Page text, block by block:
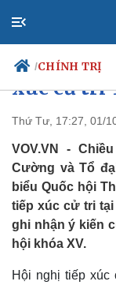
/CHÍNH TRỊ
Chính trị
Đảng
Tổ chức nhân sự
Quốc hội
Nhận diện sự thật
Chủ tịch
xúc cử tri
Thứ Tư, 17:27, 01/
VOV.VN -
Cường và Tổ
biểu Quốc hội
tiếp xúc cử tri tại
ghi nhận ý kiến
hội khóa XV.
Hội nghị tiếp